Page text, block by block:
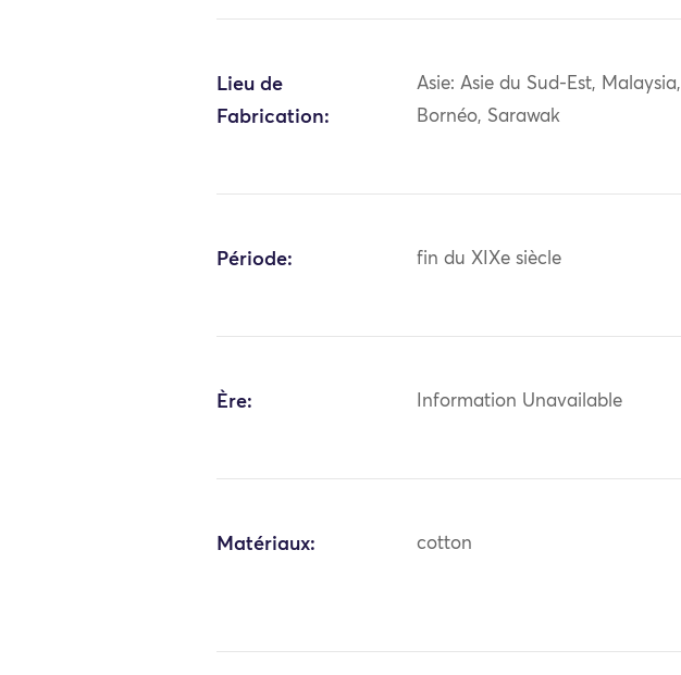
Lieu de
Fabrication:
Asie: Asie du Sud-Est, Malaysia,
Bornéo, Sarawak
Période: fin du XIXe siècle
Ère: Information Unavailable
Matériaux: cotton